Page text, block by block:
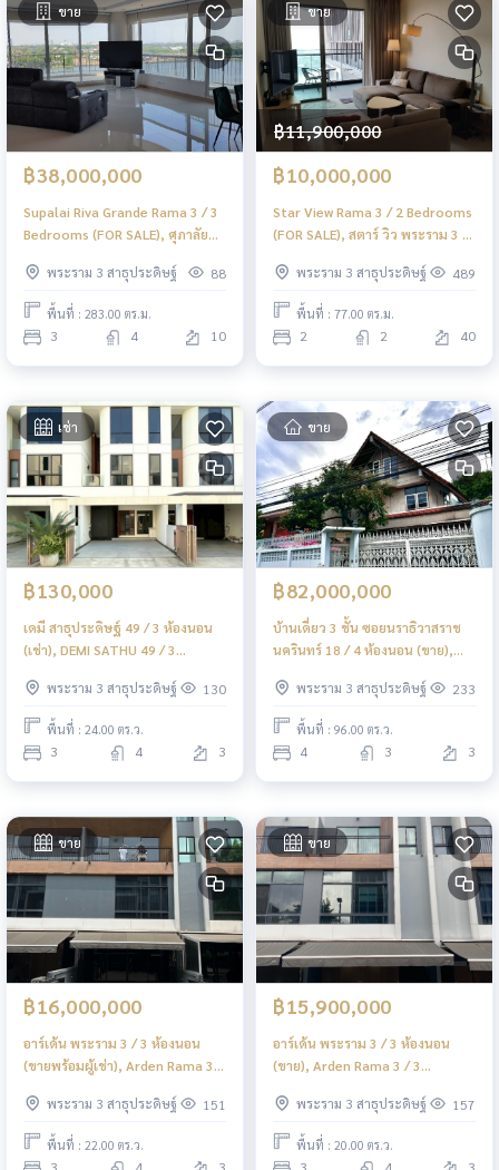
ขาย
฿38,000,000
Supalai Riva Grande Rama 3 / 3
Bedrooms (FOR SALE), ศุภาลัย
(ขาย) DML083
พระราม 3 สาธุประดิษฐ์ 88
พื้นที่ : 283.00 ตร.ม.
3 4 10
ขาย
฿11,900,000
฿10,000,000
Star View Rama 3 / 2 Bedrooms
(FOR SALE), สตาร์ วิว พระราม 3 /
พระราม 3 สาธุประดิษฐ์
489
พื้นที่ : 77.00 ตร.ม.
2 2 40
เช่า
฿130,000
เดมี สาธุประดิษฐ์ 49 / 3 ห้องนอน
(เช่า), DEMI SATHU 49 / 3
พระราม 3 สาธุประดิษฐ์
130
พื้นที่ : 24.00 ตร.ว.
3 4 3
ขาย
฿82,000,000
บ้านเดี่ยว 3 ชั้น ซอยนราธิวาสราช
นครินทร์ 18 / 4 ห้องนอน (ขาย),
Rajanagarindra 18 / 4
Bedrooms (FOR SALE) DML038
พระราม 3 สาธุประดิษฐ์ 233
พื้นที่ : 96.00 ตร.ว.
4 3 3
ขาย
฿16,000,000
อาร์เด้น พระราม 3 / 3 ห้องนอน
(ขายพร้อมผู้เช่า), Arden Rama 3 /
TENANT) DML004
พระราม 3 สาธุประดิษฐ์ 151
พื้นที่ : 22.00 ตร.ว.
ขาย
฿15,900,000
อาร์เด้น พระราม 3 / 3 ห้องนอน
(ขาย), Arden Rama 3 / 3
พระราม 3 สาธุประดิษฐ์
157
พื้นที่ : 20.00 ตร.ว.